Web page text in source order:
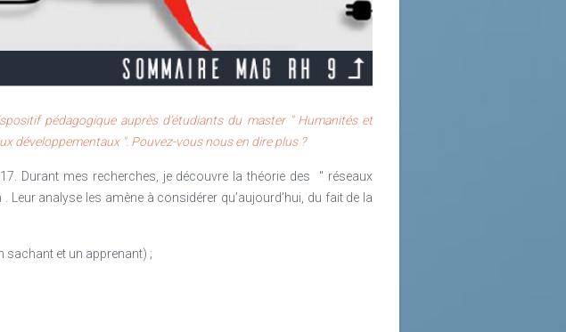
et l’apprentissage :
pédagogique auprès d’étudiants du master " Humanités et
développementaux ". Pouvez-vous nous en dire plus ?
Durant mes recherches, je découvre la théorie des " réseaux
analyse les amène à considérer qu’aujourd’hui, du fait de la
sachant et un apprenant) ;